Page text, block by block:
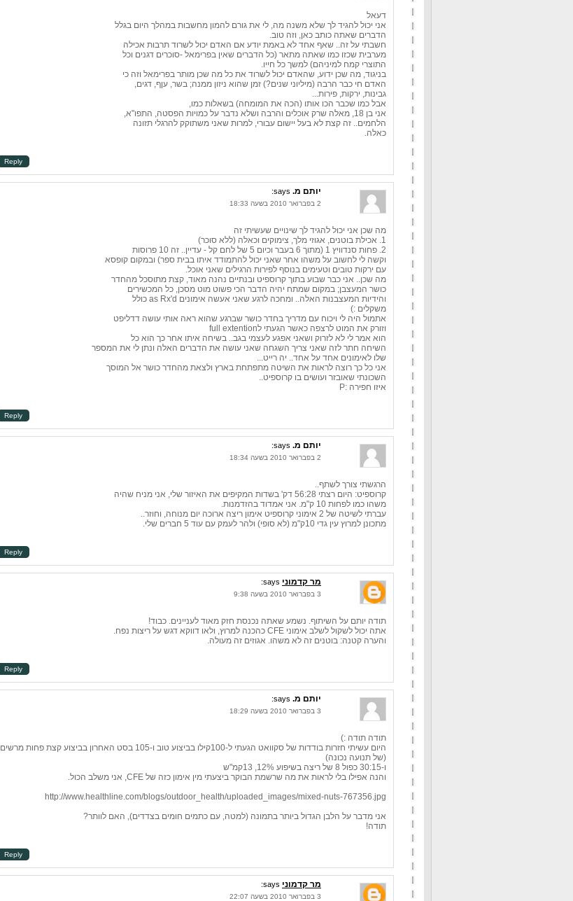
Reply
דעאל
אני יכול להגיד לך שלא משנה מה, לי את גורם להמון מחשבות במהלך היום בגלל
הדברים שאתה כותב כאן, וזה טוב.
חשבתי על זה.. שאף אחד לא באמת יודע אם האדם יכול לשרוד תרבות אכילה
מערבית שכזו כמו שאתה מתאר (כל הדברים שאין בפרימאל -סוכרים דגנים וכל
התוצרי קמח למיניהם) למשך כל חייו.
בניגוד, מה שכן ידוע, שהאדם יכול לשרוד את כל מה שכן מותר בפרימאל וזה כי
האדם חי כבר הרבה (מיליוני שנים?) זמן שהוא ניזון ממנה; בשר, עןף, דגים,
גבינות, ירקות, פירות...
אבל כמו שכבר הכו אותו (הכה את המומחה) בשאלות כמו,
אני בן 18, מאלה שרק אוכלים והרבה ושלא נדבר על כמויות הפסטה, התפו"א,
הלחמים.. זה קצת לא בעל יישום עבורי, למרות שאני משתוקק להרגלי תזונה
כאלה.
יותם מ. says:
2 בפברואר 2010 בשעה 18:33
Reply
מה שכן אני יכול להגיד לך שינויים שעשיתי זה
1. אכילת בוטנים, אגוזי מלך, צימוקים וכאלה (ללא סוכר)
2. פחות סנדוויץ 1 (מתוך 6 בעבר וכיום 5 של לחם קל - עדיין.. זה 10 פרוסות
וקשה לי לחשוב על משהו אחר שאני יכול להתמודד איתו בבית ספר) ובמקום קופסא
עם ירקות טובים וטעימים בנוסף לפירות הרגילים שאני אוכל.
מה שכן.. אני כבר שבוע בתוך קרוספיט ובנתיים נהנה מאוד, קצת מתוסכל מהחדר
כושר המעצבן; במקום שמתח יהיה הדבר הכי פשוט מוט מסכן, כל המכשירים
והידיות המעצבנות האלה.. ומחכה לרגע שאני אעשה אימונים as Rx'd כולל
משקלים :)
אתמול היה לי ויכוח עם מדריך בחדר כושר שברגע שהוא ראה אותי עושה דדליפט
וזורק את המוט לרצפה כאשר הגעתי לfull extention
הוא אמר לי לא לזרוק ושאני אפגע לעצמי בגב.. בשיחה איתו אחר כך הוא כל
השיחה חתר לזה שאני צריך השגחה שאני עושה את הדברים האלה ונתן לי את המספר
שלו לאימונים אחד על אחד.. יה רייט...
אני כל כך רוצה לראות את השיטה מתפתחת בארץ ולצאת מהחדר כושר אל המוסך
השכונתי שאובזר ועושים בו קרוספיט..
איזו חפירה :P
יותם מ. says:
2 בפברואר 2010 בשעה 18:34
Reply
הרגשתי צורך לשתף..
קרוספיט: היום רצתי 56:28 דק' בשדות המקיפים את האיזור שלי, אני מניח שהיה
משהו כמו לפחות 10 ק"מ. אני אמדוד בהזדמנות.
עברתי לשיטה של 2 אימוני קרוספיט אימון ריצה ארוכה יום מנוחה, וחוזר..
מתכונן למרוץ עין גדי 10ק"מ (לא סופי) ולהר לעמק עם עוד 5 חברים שלי.
מר קדמוני says:
3 בפברואר 2010 בשעה 9:38
Reply
תודה יותם על השיתוף. נשמע שאתה נכנסת חזק מאוד לעניינים. כבוד!
אתה יכול לשקול לשלב אימוני CFE כהכנה למרוץ, ולאו דווקא דגש על ריצות נפח.
והערה קטנה: בוטנים זה לא משהו. אגוזים זה מעולה.
יותם מ. says:
3 בפברואר 2010 בשעה 18:29
Reply
תודה תודה :)
היום עשיתי חזרות בודדות של סקוואט הגעתי ל-100קילו בביצוע טוב ו-105 בסט האחרון בביצוע קצת פחות מרשים
(של תנועה נכונה)
ו-30:15 כפול 8 של ריצה בשיפוע 12%, 13קמ"ש
והנה אפילו בלי לראות את מה שרשמת הבוקר ביצעתי מין אימון כזה של CFE, אני משלב הכול.
http://www.healthline.com/blogs/outdoor_health/uploaded_images/mixed-nuts-767356.jpg
אני מדבר על הלבן הגדול ביותר בתמונה (למטה, עם כתמים חומים בצדדים), האם לוותר?
תודה!
מר קדמוני says:
3 בפברואר 2010 בשעה 22:07